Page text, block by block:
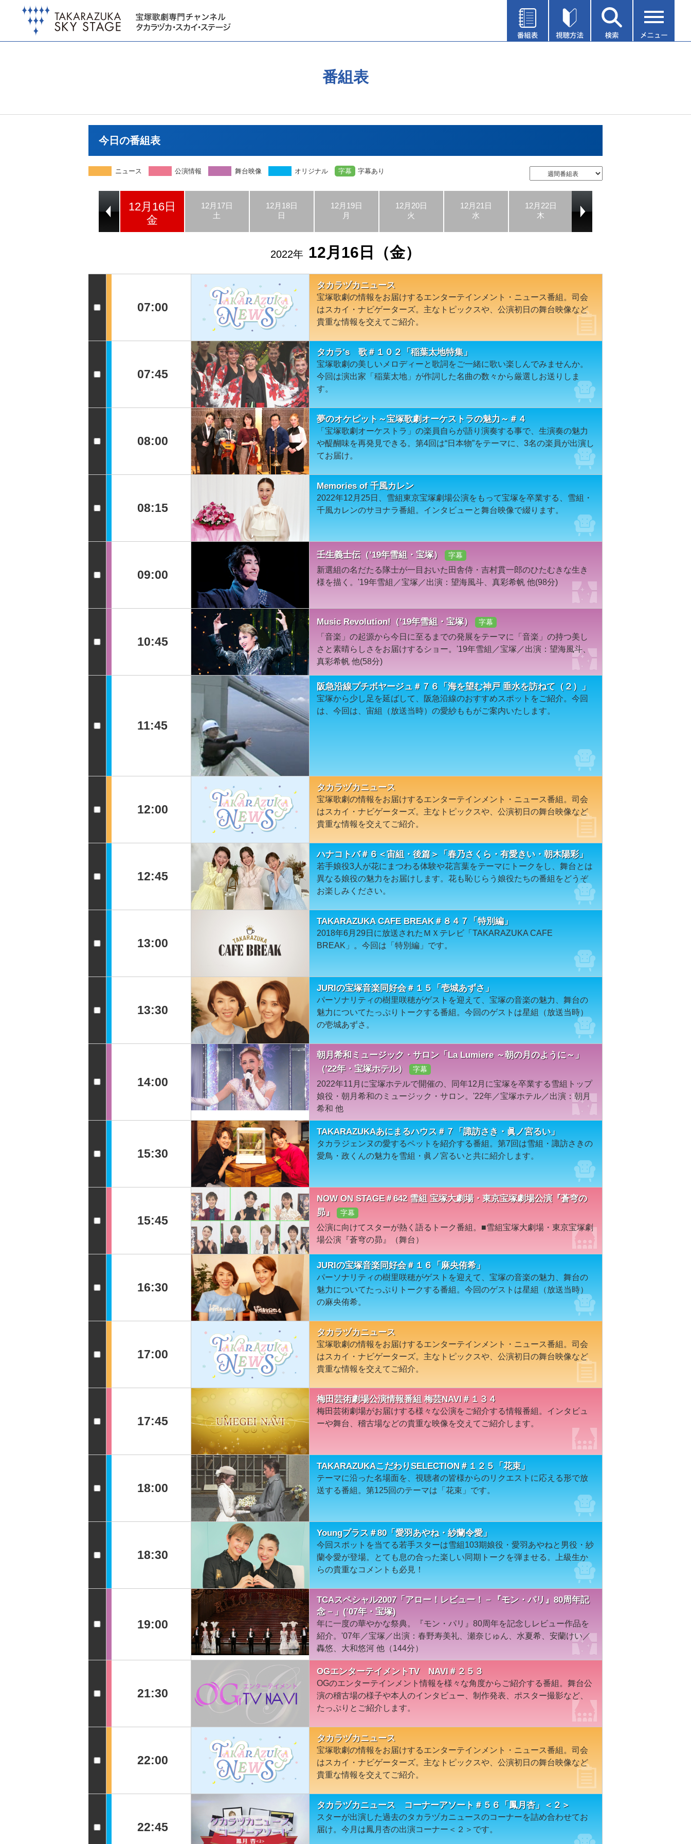
番組表
今日の番組表
ニュース 公演情報 舞台映像 オリジナル 字幕 字幕あり
12月16日
金
12月17日
土
12月18日
日
12月19日
月
12月20日
火
12月21日
水
12月22日
木
2022年 12月16日（金）
07:00
タカラヅカニュース
宝塚歌劇の情報をお届けするエンターテインメント・ニュース番組。司会
はスカイ・ナビゲーターズ。主なトピックスや、公演初日の舞台映像など
貴重な情報を交えてご紹介。
07:45
タカラ's 歌＃１０２「稲葉太地特集」
宝塚歌劇の美しいメロディーと歌詞をご一緒に歌い楽しんでみませんか。
今回は演出家「稲葉太地」が作詞した名曲の数々から厳選しお送りしま
す。
08:00
夢のオケピット～宝塚歌劇オーケストラの魅力～＃４
「宝塚歌劇オーケストラ」の楽員自らが語り演奏する事で、生演奏の魅力
や醍醐味を再発見できる。第4回は“日本物”をテーマに、3名の楽員が出演し
てお届け。
08:15
Memories of 千風カレン
2022年12月25日、雪組東京宝塚劇場公演をもって宝塚を卒業する、雪組・
千風カレンのサヨナラ番組。インタビューと舞台映像で綴ります。
09:00
壬生義士伝（’19年雪組・宝塚） 字幕
新選組の名だたる隊士が一目おいた田舎侍・吉村貫一郎のひたむきな生き
様を描く。'19年雪組／宝塚／出演：望海風斗、真彩希帆 他(98分)
10:45
Music Revolution!（’19年雪組・宝塚） 字幕
「音楽」の起源から今日に至るまでの発展をテーマに「音楽」の持つ美し
さと素晴らしさをお届けするショー。'19年雪組／宝塚／出演：望海風斗、
真彩希帆 他(58分)
11:45
阪急沿線プチボヤージュ＃７６「海を望む神戸 垂水を訪ねて（２）」
宝塚から少し足を延ばして、阪急沿線のおすすめスポットをご紹介。今回
は、今回は、宙組（放送当時）の愛紗ももがご案内いたします。
12:00
タカラヅカニュース
宝塚歌劇の情報をお届けするエンターテインメント・ニュース番組。司会
はスカイ・ナビゲーターズ。主なトピックスや、公演初日の舞台映像など
貴重な情報を交えてご紹介。
12:45
ハナコトバ＃６＜宙組・後篇＞「春乃さくら・有愛きい・朝木陽彩」
若手娘役3人が花にまつわる体験や花言葉をテーマにトークをし、舞台とは
異なる娘役の魅力をお届けします。花も恥じらう娘役たちの番組をどうぞ
お楽しみください。
13:00
TAKARAZUKA CAFE BREAK＃８４７「特別編」
2018年6月29日に放送されたＭＸテレビ「TAKARAZUKA CAFE
BREAK」。今回は「特別編」です。
13:30
JURIの宝塚音楽同好会＃１５「壱城あずさ」
パーソナリティの樹里咲穂がゲストを迎えて、宝塚の音楽の魅力、舞台の
魅力についてたっぷりトークする番組。今回のゲストは星組（放送当時）
の壱城あずさ。
14:00
朝月希和ミュージック・サロン「La Lumiere ～朝の月のように～」
（'22年・宝塚ホテル）
字幕
2022年11月に宝塚ホテルで開催の、同年12月に宝塚を卒業する雪組トップ
娘役・朝月希和のミュージック・サロン。'22年／宝塚ホテル／出演：朝月
希和 他
15:30
TAKARAZUKAあにまるハウス＃７「諏訪さき・眞ノ宮るい」
タカラジェンヌの愛するペットを紹介する番組。第7回は雪組・諏訪さきの
愛鳥・政くんの魅力を雪組・眞ノ宮るいと共に紹介します。
15:45
NOW ON STAGE＃642 雪組 宝塚大劇場・東京宝塚劇場公演『蒼穹の
昴』
字幕
公演に向けてスターが熱く語るトーク番組。■雪組宝塚大劇場・東京宝塚劇
場公演『蒼穹の昴』（舞台）
16:30
JURIの宝塚音楽同好会＃１６「麻央侑希」
パーソナリティの樹里咲穂がゲストを迎えて、宝塚の音楽の魅力、舞台の
魅力についてたっぷりトークする番組。今回のゲストは星組（放送当時）
の麻央侑希。
17:00
タカラヅカニュース
宝塚歌劇の情報をお届けするエンターテインメント・ニュース番組。司会
はスカイ・ナビゲーターズ。主なトピックスや、公演初日の舞台映像など
貴重な情報を交えてご紹介。
17:45
梅田芸術劇場公演情報番組 梅芸NAVI＃１３４
梅田芸術劇場がお届けする様々な公演をご紹介する情報番組。インタビュ
ーや舞台、稽古場などの貴重な映像を交えてご紹介します。
18:00
TAKARAZUKAこだわりSELECTION＃１２５「花束」
テーマに沿った名場面を、視聴者の皆様からのリクエストに応える形で放
送する番組。第125回のテーマは「花束」です。
18:30
Youngプラス＃80「愛羽あやね・紗蘭令愛」
今回スポットを当てる若手スターは雪組103期娘役・愛羽あやねと男役・紗
蘭令愛が登場。とても息の合った楽しい同期トークを弾ませる。上級生か
らの貴重なコメントも必見！
19:00
TCAスペシャル2007「アロー！レビュー！－『モン・パリ』80周年記
念－」(’07年・宝塚)
年に一度の華やかな祭典。『モン・パリ』80周年を記念しレビュー作品を
紹介。'07年／宝塚／出演：春野寿美礼、瀬奈じゅん、水夏希、安蘭けい／
轟悠、大和悠河 他（144分）
21:30
OGエンターテイメントTV NAVI＃２５３
OGのエンターテインメント情報を様々な角度からご紹介する番組。舞台公
演の稽古場の様子や本人のインタビュー、制作発表、ポスター撮影など、
たっぷりとご紹介します。
22:00
タカラヅカニュース
宝塚歌劇の情報をお届けするエンターテインメント・ニュース番組。司会
はスカイ・ナビゲーターズ。主なトピックスや、公演初日の舞台映像など
貴重な情報を交えてご紹介。
22:45
タカラヅカニュース コーナーアソート＃５６「鳳月杏」＜２＞
スターが出演した過去のタカラヅカニュースのコーナーを詰め合わせてお
届け。今月は鳳月杏の出演コーナー＜２＞です。